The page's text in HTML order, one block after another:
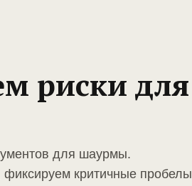
риски для
для шаурмы.
критичные пробелы